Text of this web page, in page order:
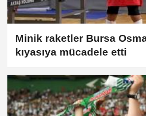
Minik raketler Bursa
kıyasıya mücadele etti